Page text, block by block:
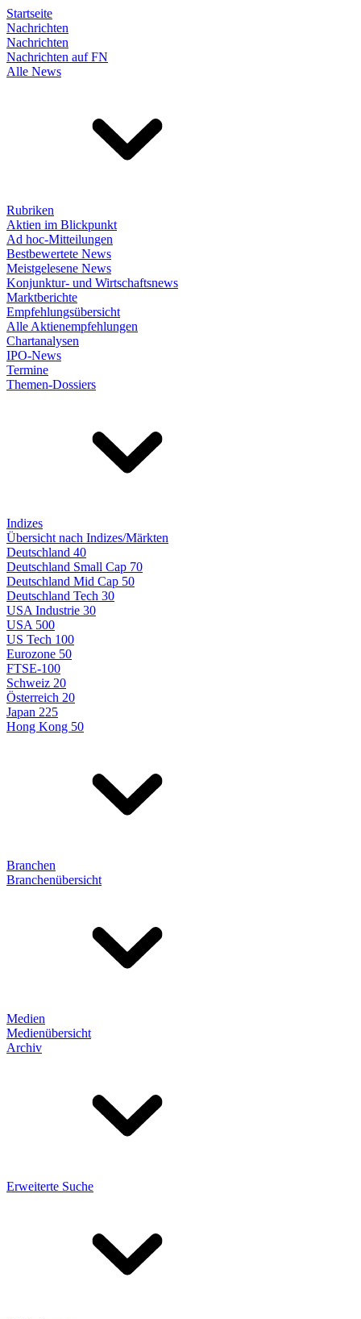
Startseite
Nachrichten
Nachrichten
Nachrichten auf FN
Alle News
Rubriken
Aktien im Blickpunkt
Ad hoc-Mitteilungen
Bestbewertete News
Meistgelesene News
Konjunktur- und Wirtschaftsnews
Marktberichte
Empfehlungsübersicht
Alle Aktienempfehlungen
Chartanalysen
IPO-News
Termine
Themen-Dossiers
Indizes
Übersicht nach Indizes/Märkten
Deutschland 40
Deutschland Small Cap 70
Deutschland Mid Cap 50
Deutschland Tech 30
USA Industrie 30
USA 500
US Tech 100
Eurozone 50
FTSE-100
Schweiz 20
Österreich 20
Japan 225
Hong Kong 50
Branchen
Branchenübersicht
Medien
Medienübersicht
Archiv
Erweiterte Suche